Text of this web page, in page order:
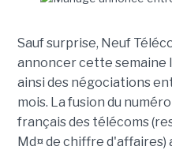
Sauf surprise, Neuf
annoncer cette semaine
ainsi des négociations
mois. La fusion du
français des télécoms
Md¤ de chiffre d'affaires)